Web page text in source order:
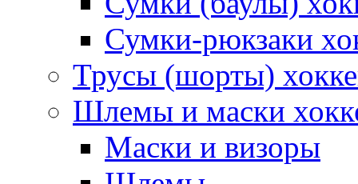
Сумки-рюкзаки
Трусы (шорты)
Шлемы и маски
Маски и визоры